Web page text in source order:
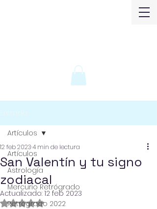
Artículos
Astrología
Mercurio Retrógrado
Retrógrado 2022
Artículos
San Valentín y tu signo
zodiacal
12 feb 20234 min de lectura
Actualizado: 12 feb 2023
Obtuvo NaN de 5 estrellas.